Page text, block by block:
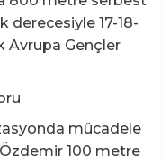
derecesiyle 17-18-
Avrupa Gençler
mücadele
100 metre